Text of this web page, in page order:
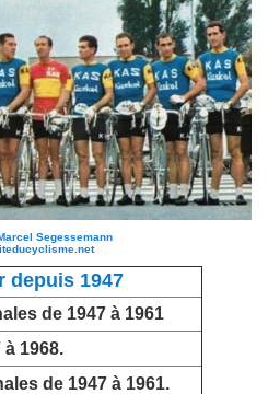
Segessemann
depuis 1947
de 1947 à 1961
1968.
de 1947 à 1961.